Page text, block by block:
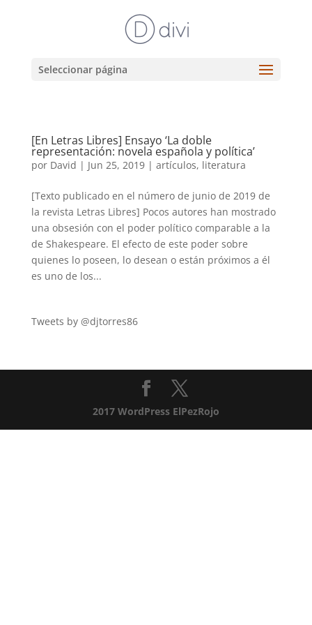
Seleccionar página
[En Letras Libres] Ensayo ‘La doble
representación: novela española y política’
por David | Jun 25, 2019| artículos, literatura
[Texto publicado en el número de junio de 2019 de
la revista Letras Libres] Pocos autores han mostrado
una obsesión con el poder político comparable a la
de Shakespeare. El efecto de este poder sobre
quienes lo poseen, lo desean o están próximos a él
es uno de los...
Tweets by @djtorres86
2017 WordPress ElPezRojo